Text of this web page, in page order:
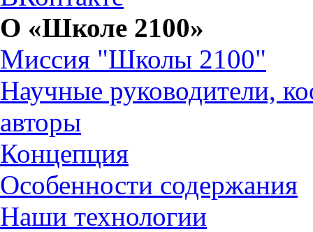
О «Школе 2100»
Миссия "Школы 2100"
Научные руководители,
авторы
Концепция
Особенности содержания
Наши технологии